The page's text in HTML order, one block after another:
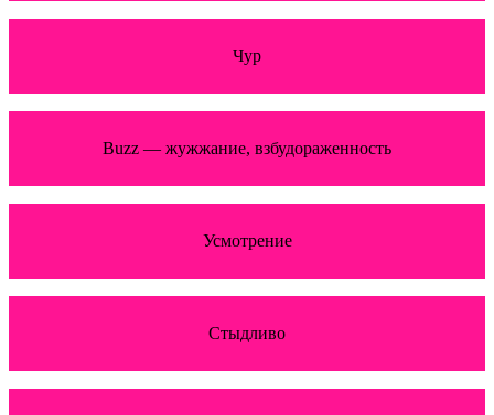
Чур
Buzz — жужжание, взбудораженность
Усмотрение
Стыдливо